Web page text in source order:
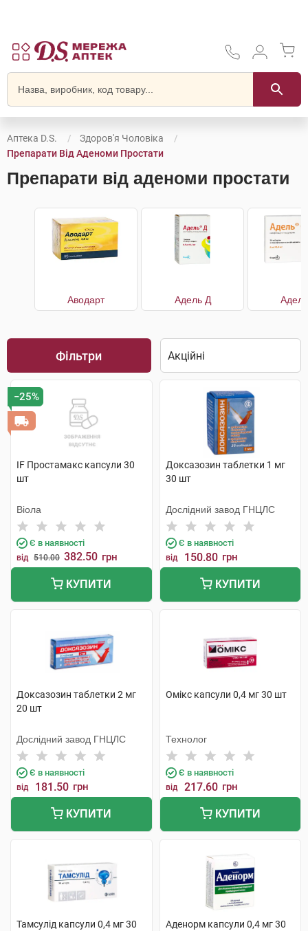
Аптека D.S.
Здоров'я Чоловіка
Препарати Від Аденоми Простати
Препарати від аденоми простати
Аводарт Адель Д
Фільтри
−25%
IF Простамакс капсули 30
шт
Віола
Є в наявності
від 510.00 382.50 грн
КУПИТИ
Доксазозин таблетки 1 мг
30 шт
Дослідний завод ГНЦЛС
Є в наявності
від 150.80 грн
КУПИТИ
Доксазозин таблетки 2 мг
20 шт
Дослідний завод ГНЦЛС
Є в наявності
від 181.50 грн
КУПИТИ
Омікс капсули 0,4 мг 30 шт
Технолог
Є в наявності
від 217.60 грн
КУПИТИ
Тамсулід капсули 0,4 мг 30
Аденорм капсули 0,4 мг 30